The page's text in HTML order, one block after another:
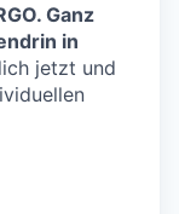
Ganz
in
jetzt und